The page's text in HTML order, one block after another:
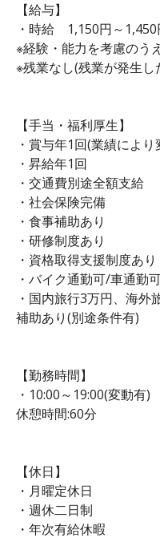
【給与】
・時給 1,150円～1,450
※経験・能力を考慮のう
※残業なし(残業が発生
【手当・福利厚生】
・賞与年1回(業績により
・昇給年1回
・交通費別途全額支給
・社会保険完備
・食事補助あり
・研修制度あり
・資格取得支援制度あり
・バイク通勤可/車通勤
・国内旅行3万円、海
補助あり(別途条件有)
【勤務時間】
・10:00～19:00(変動有)
休憩時間:60分
【休日】
・月曜定休日
・週休二日制
・年次有給休暇